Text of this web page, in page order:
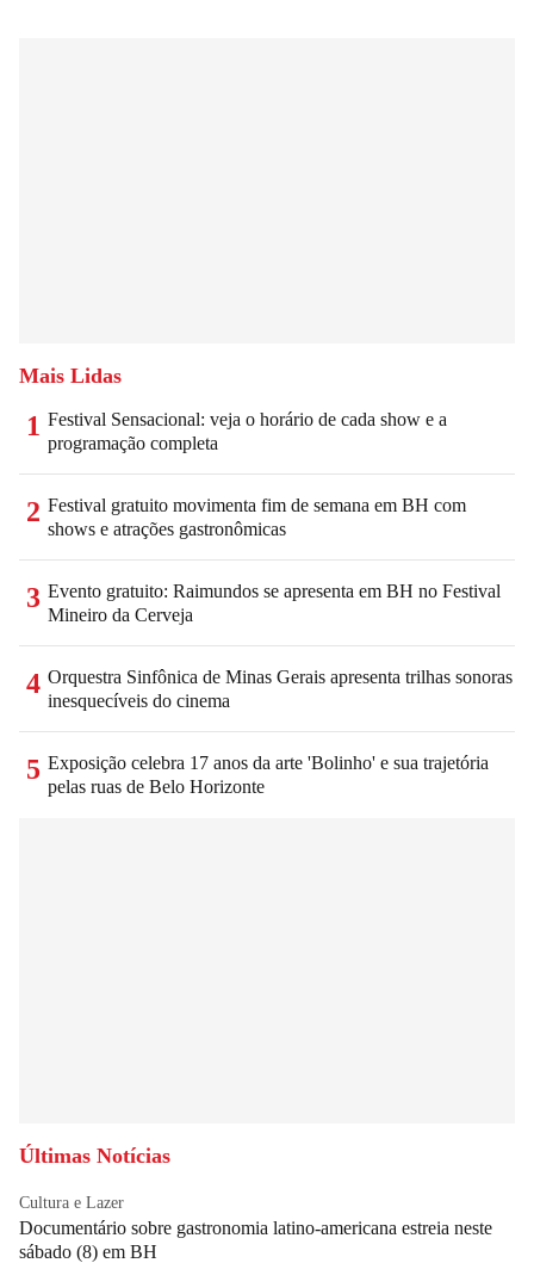
Mais Lidas
1 Festival Sensacional: veja o horário de cada show e a
programação completa
2 Festival gratuito movimenta fim de semana em BH com
shows e atrações gastronômicas
3 Evento gratuito: Raimundos se apresenta em BH no Festival
Mineiro da Cerveja
4 Orquestra Sinfônica de Minas Gerais apresenta trilhas sonoras
inesquecíveis do cinema
5 Exposição celebra 17 anos da arte 'Bolinho' e sua trajetória
pelas ruas de Belo Horizonte
Últimas Notícias
Cultura e Lazer
Documentário sobre gastronomia latino-americana estreia neste
sábado (8) em BH